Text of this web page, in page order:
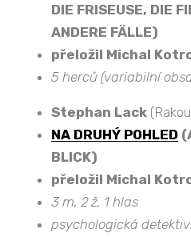
DIE FRISEUSE, DIE
ANDERE FÄLLE)
přeložil Michal
5 herců (variabilní
Stephan Lack
NA DRUHÝ POHLED
BLICK)
přeložil Michal
3 m, 2 ž, 1 hlas
psychologická